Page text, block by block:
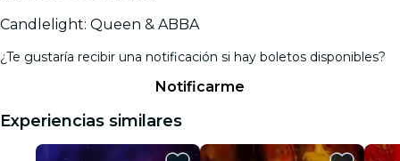
Candlelight: Queen & ABBA
¿Te gustaría recibir una notificación si hay boletos disponibles?
Notificarme
Experiencias similares